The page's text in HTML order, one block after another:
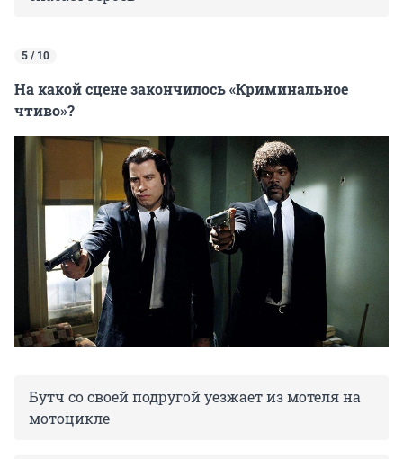
5 / 10
На какой сцене закончилось «Криминальное
чтиво»?
Бутч со своей подругой уезжает из мотеля на
мотоцикле